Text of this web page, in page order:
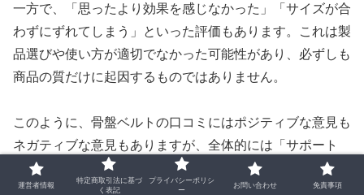
一方で、「思ったより効果を感じなかった」「サイズが合
わずにずれてしまう」といった評価もあります。これは製
品選びや使い方が適切でなかった可能性があり、必ずしも
商品の質だけに起因するものではありません。
このように、骨盤ベルトの口コミにはポジティブな意見も
ネガティブな意見もありますが、全体的には「サポート
力」と「体の軽さ」に関する満足度が高い傾向にありま
す。選ぶ際には、他人の評価だけでなく、自分に合った使
運営者情報
特定商取引法に基づ
く表記
プライバシーポリシ
ー
お問い合わせ 免責事項